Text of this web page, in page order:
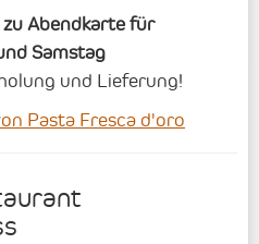
Abendkarte für
Samstag
und Lieferung!
Pasta Fresca d'oro